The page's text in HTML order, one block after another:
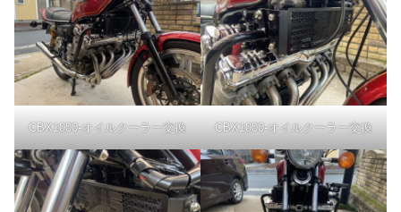
CBX1000-オイルクーラー交換 CBX1000-オイルクーラー交換